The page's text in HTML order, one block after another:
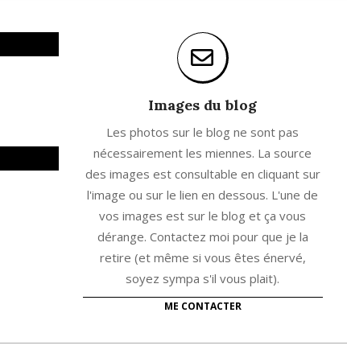
Images du blog
Les photos sur le blog ne sont pas
nécessairement les miennes. La source
des images est consultable en cliquant sur
l'image ou sur le lien en dessous. L'une de
vos images est sur le blog et ça vous
dérange. Contactez moi pour que je la
retire (et même si vous êtes énervé,
soyez sympa s'il vous plait).
ME CONTACTER